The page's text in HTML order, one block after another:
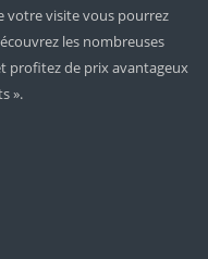
votre visite vous pourrez
les nombreuses
profitez de prix avantageux
».